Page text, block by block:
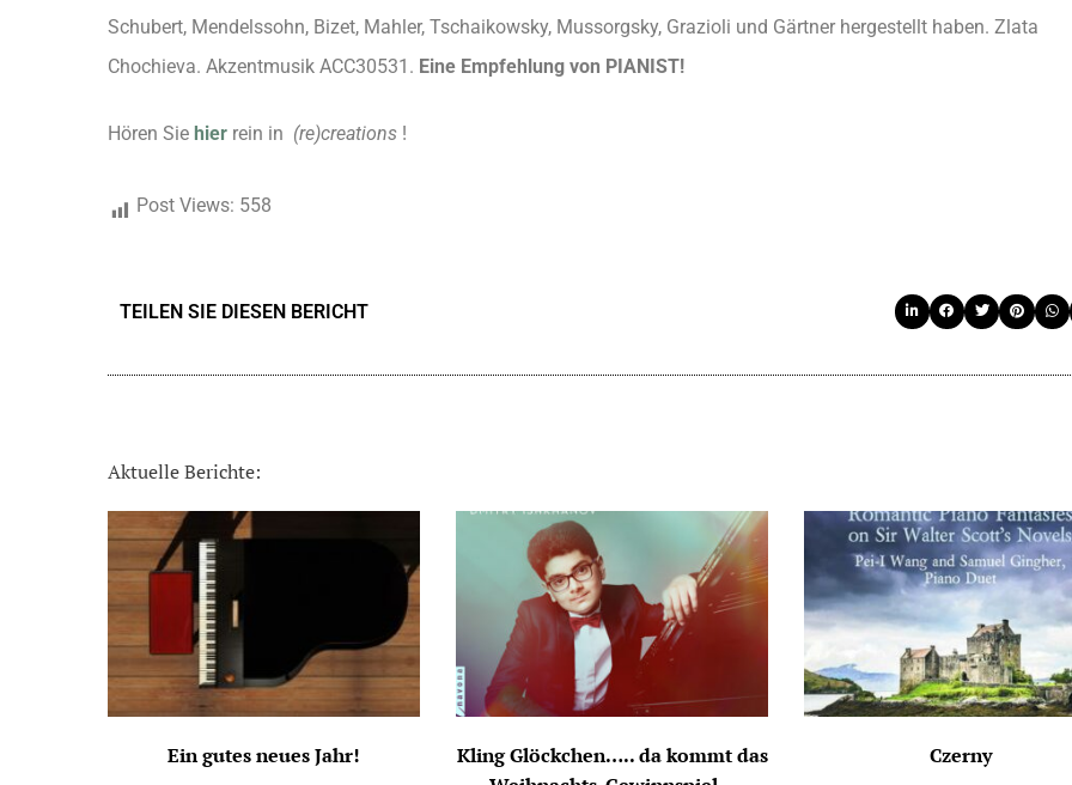
Schubert, Mendelssohn, Bizet, Mahler, Tschaikowsky, Mussorgsky, Grazioli und Gärtner hergestellt haben. Zlata
Chochieva. Akzentmusik ACC30531. Eine Empfehlung von PIANIST!
Hören Sie hier rein in (re)creations !
Post Views: 558
TEILEN SIE DIESEN BERICHT
Aktuelle Berichte:
Ein gutes neues Jahr!
Kling Glöckchen….. da kommt das
Czerny